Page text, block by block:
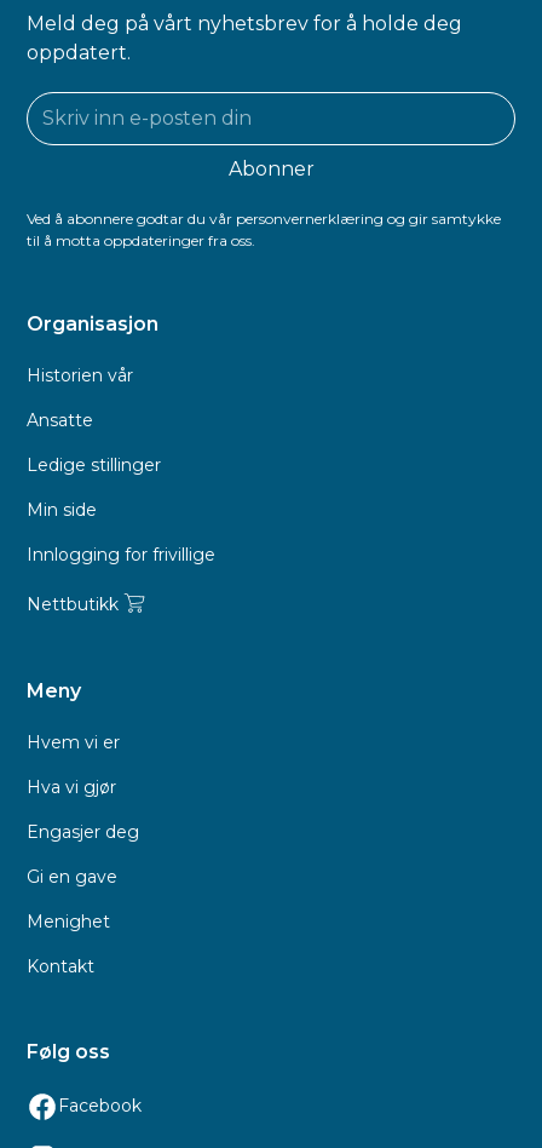
Meld deg på vårt nyhetsbrev for å holde deg
oppdatert.
Ved å abonnere godtar du vår personvernerklæring og gir samtykke
til å motta oppdateringer fra oss.
Organisasjon
Historien vår
Ansatte
Ledige stillinger
Min side
Innlogging for frivillige
Nettbutikk
Meny
Hvem vi er
Hva vi gjør
Engasjer deg
Gi en gave
Menighet
Kontakt
Følg oss
Facebook